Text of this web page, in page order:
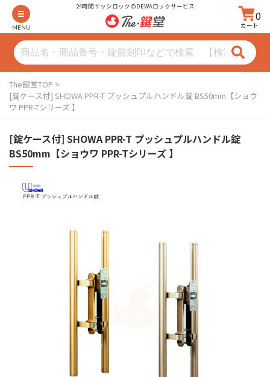
MENU
24時間サッシロックのDEWAロックサービス
0
カート
The鍵堂TOP
[錠ケース付] SHOWA PPR-T プッシュプルハンドル錠 BS50mm【ショウ
ワ PPR-Tシリーズ 】
[錠ケース付] SHOWA PPR-T プッシュプルハンドル錠
BS50mm【ショウワ PPR-Tシリーズ 】